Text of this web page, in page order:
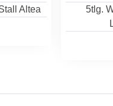
Altea
5tlg.